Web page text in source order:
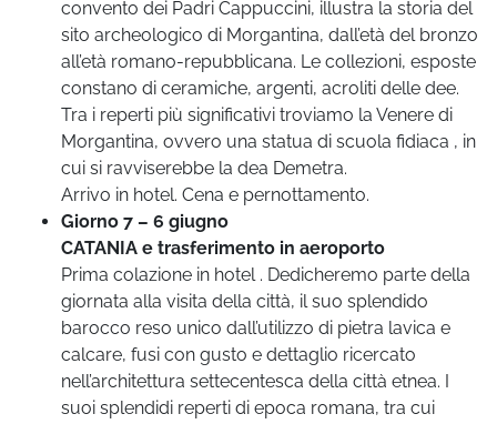
convento dei Padri Cappuccini, illustra la storia del
sito archeologico di Morgantina, dall’età del bronzo
all’età romano-repubblicana. Le collezioni, esposte
constano di ceramiche, argenti, acroliti delle dee.
Tra i reperti più significativi troviamo la Venere di
Morgantina, ovvero una statua di scuola fidiaca , in
cui si ravviserebbe la dea Demetra.
Arrivo in hotel. Cena e pernottamento.
Giorno 7 – 6 giugno
CATANIA e trasferimento in aeroporto
Prima colazione in hotel . Dedicheremo parte della
giornata alla visita della città, il suo splendido
barocco reso unico dall’utilizzo di pietra lavica e
calcare, fusi con gusto e dettaglio ricercato
nell’architettura settecentesca della città etnea. I
suoi splendidi reperti di epoca romana, tra cui